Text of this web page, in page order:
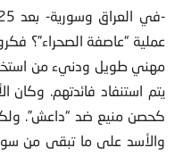
عملية “عاصفة الصحراء”؟
مهني طويل ودنيء من
يتم استنفاد فائدتهم. وكان
كحصن منيع ضد “داعش”.
والأسد على ما تبقى من